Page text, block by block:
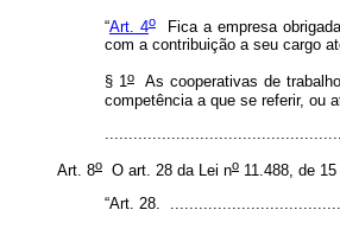
“Art. 4oFica a empresa obrigada
com a contribuição a seu cargo
§ 1oAs cooperativas de trabalho
competência a que se referir, ou
Art. 8o O art. 28 da Lei no 11.488, de
“Art. 28.